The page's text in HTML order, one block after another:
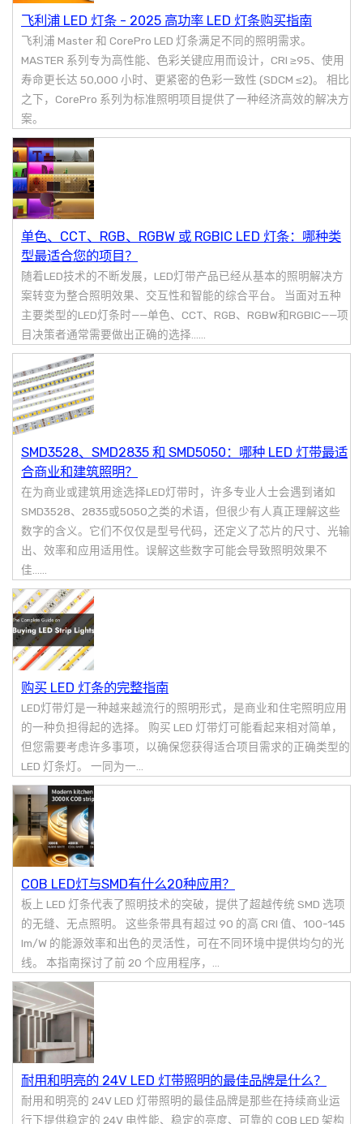
飞利浦 LED 灯条 - 2025 高功率 LED 灯条购买指南
飞利浦 Master 和 CorePro LED 灯条满足不同的照明需求。
MASTER 系列专为高性能、色彩关键应用而设计，CRI ≥95、使用
寿命更长达 50,000 小时、更紧密的色彩一致性 (SDCM ≤2)。 相比
之下，CorePro 系列为标准照明项目提供了一种经济高效的解决方
案。
单色、CCT、RGB、RGBW 或 RGBIC LED 灯条：哪种类
型最适合您的项目？
随着LED技术的不断发展，LED灯带产品已经从基本的照明解决方
案转变为整合照明效果、交互性和智能的综合平台。 当面对五种
主要类型的LED灯条时——单色、CCT、RGB、RGBW和RGBIC——项
目决策者通常需要做出正确的选择……
SMD3528、SMD2835 和 SMD5050：哪种 LED 灯带最适
合商业和建筑照明？
在为商业或建筑用途选择LED灯带时，许多专业人士会遇到诸如
SMD3528、2835或5050之类的术语，但很少有人真正理解这些
数字的含义。它们不仅仅是型号代码，还定义了芯片的尺寸、光输
出、效率和应用适用性。误解这些数字可能会导致照明效果不
佳……
购买 LED 灯条的完整指南
LED灯带灯是一种越来越流行的照明形式，是商业和住宅照明应用
的一种负担得起的选择。 购买 LED 灯带灯可能看起来相对简单，
但您需要考虑许多事项，以确保您获得适合项目需求的正确类型的
LED 灯条灯。 一同为一...
COB LED灯与SMD有什么20种应用？
板上 LED 灯条代表了照明技术的突破，提供了超越传统 SMD 选项
的无缝、无点照明。 这些条带具有超过 90 的高 CRI 值、100-145
lm/W 的能源效率和出色的灵活性，可在不同环境中提供均匀的光
线。 本指南探讨了前 20 个应用程序，...
耐用和明亮的 24V LED 灯带照明的最佳品牌是什么？
耐用和明亮的 24V LED 灯带照明的最佳品牌是那些在持续商业运
行下提供稳定的 24V 电性能、稳定的亮度、可靠的 COB LED 架构